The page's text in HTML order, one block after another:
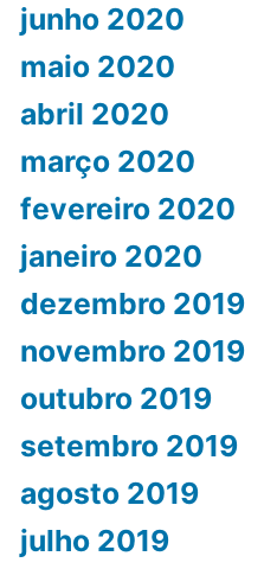
junho 2020
maio 2020
abril 2020
março 2020
fevereiro 2020
janeiro 2020
dezembro 2019
novembro 2019
outubro 2019
setembro 2019
agosto 2019
julho 2019